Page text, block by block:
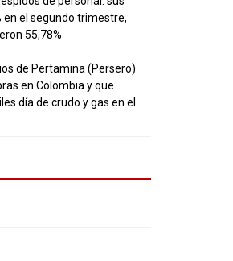
en el segundo trimestre,
55,78%
de Pertamina (Persero)
en Colombia y que
día de crudo y gas en el